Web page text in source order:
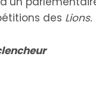
des Lions.